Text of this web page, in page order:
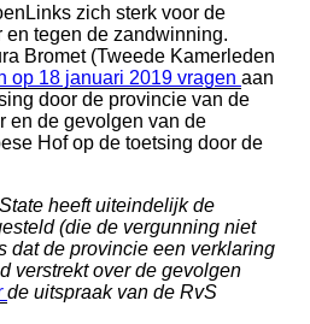
zich sterk voor de
en tegen de zandwinning.
Bromet (Tweede Kamerleden
op 18 januari 2019 vragen aan
door de provincie van de
en de gevolgen van de
Hof op de toetsing door de
heeft uiteindelijk de
(die de vergunning niet
dat de provincie een verklaring
verstrekt over de gevolgen
de uitspraak van de RvS